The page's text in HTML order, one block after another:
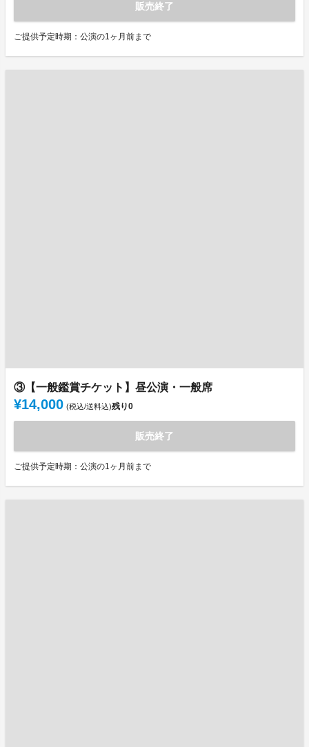
販売終了
ご提供予定時期：公演の1ヶ月前まで
③【一般鑑賞チケット】昼公演・一般席
¥14,000 (税込/送料込)残り0
販売終了
ご提供予定時期：公演の1ヶ月前まで